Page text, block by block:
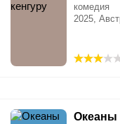
комедия
2025,
Океаны